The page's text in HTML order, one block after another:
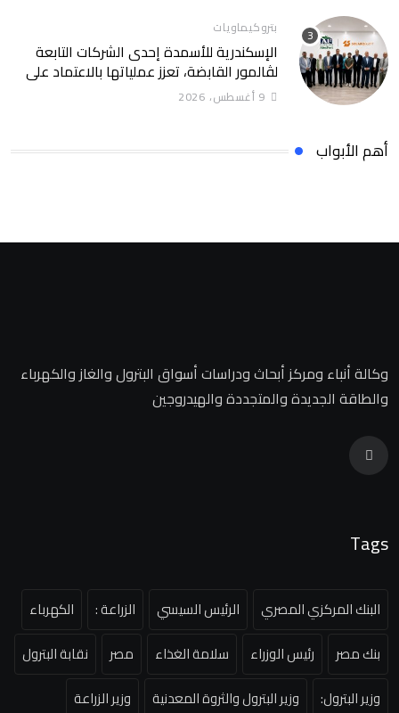
بتروكيماويات
الإسكندرية للأسمدة إحدى الشركات التابعة
لڤالمور القابضة، تعزز عملياتها بالاعتماد على
9 أغسطس، 2026
أهم الأبواب
وكالة أنباء ومركز أبحاث ودراسات أسواق البترول والغاز والكهرباء
والطاقة الجديدة والمتجددة والهيدروجين
Tags
البنك المركزي المصري الرئيس السيسي الزراعة :
الكهرباء
بنك مصر
رئيس الوزراء سلامة الغذاء مصر
نقابة البترول
وزير البترول:
وزير البترول والثروة المعدنية
وزير الزراعة